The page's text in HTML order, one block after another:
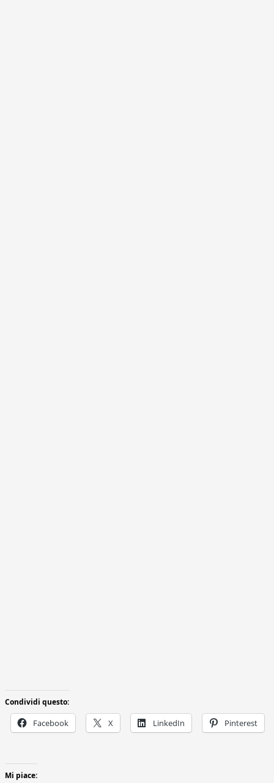
Condividi questo:
Facebook X LinkedIn Pinterest
Mi piace: